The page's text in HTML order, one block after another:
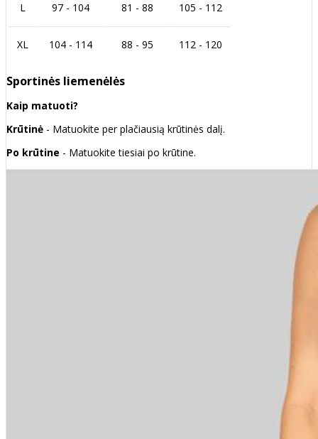
L 97 - 104 81 - 88 105 - 112
XL 104 - 114 88 - 95 112 - 120
Sportinės liemenėlės
Kaip matuoti?
Krūtinė - Matuokite per plačiausią krūtinės dalį.
Po krūtine - Matuokite tiesiai po krūtine.